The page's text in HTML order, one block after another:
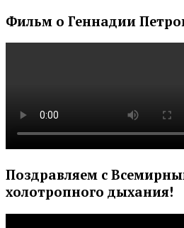
Фильм о Геннадии
Поздравляем с
холотропного дыхания!